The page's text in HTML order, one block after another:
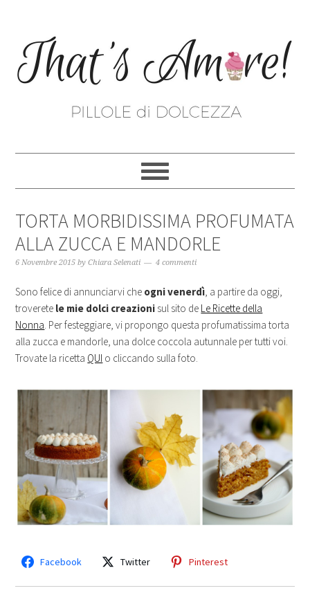
TORTA MORBIDISSIMA PROFUMATA
ALLA ZUCCA E MANDORLE
6 Novembre 2015 byChiara Selenati 4 commenti
Sono felice di annunciarvi che ogni venerdì, a partire da oggi,
troverete le mie dolci creazioni sul sito de Le Ricette della
Nonna. Per festeggiare, vi propongo questa profumatissima torta
alla zucca e mandorle, una dolce coccola autunnale per tutti voi.
Trovate la ricetta QUI o cliccando sulla foto.
Facebook Twitter Pinterest